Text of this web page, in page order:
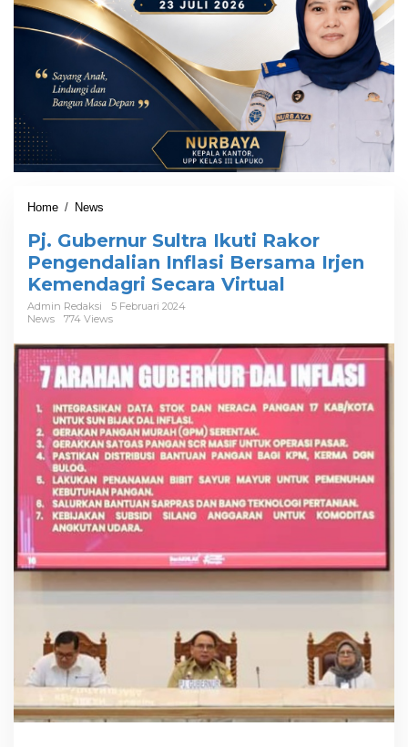
Home / News
.
G
u
b
r
r
S
u
l
t
r
I
k
u
t
i
R
a
r
e
n
e
Pj. Gubernur Sultra Ikuti Rakor
Pengendalian Inflasi Bersama Irjen
Kemendagri Secara Virtual
Admin Redaksi
5 Februari 2024
News
774 Views